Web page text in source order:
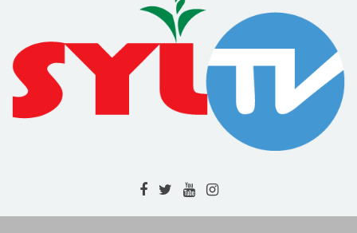
বিমান দুর্ঘটনার তদন্তে স্বাধীন বিচার বিভাগীয়
ও উচ্চক্ষমতাসম্পন্ন তদন্ত কমিশন দাবি
বিএনপির
এনসিপির কর্মসূচি ঘিরে নানা ধরনের
অপপ্রচারের চেষ্টা চলছে : সিলেটে সংবাদ
সম্মেলনে অভিযোগ
শহীদ সাংবাদিক তুরাব হত্যামামলার দ্রুত
বিচার দাবিতে ফটো জার্নালিস্ট
এসোসিয়েশনের স্মারকলিপি
বৈষম্যের বিরুদ্ধে নাগরিক প্রতিবাদের
আহবান